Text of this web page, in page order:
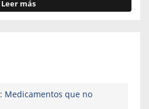
Leer más
Medicamentos que no